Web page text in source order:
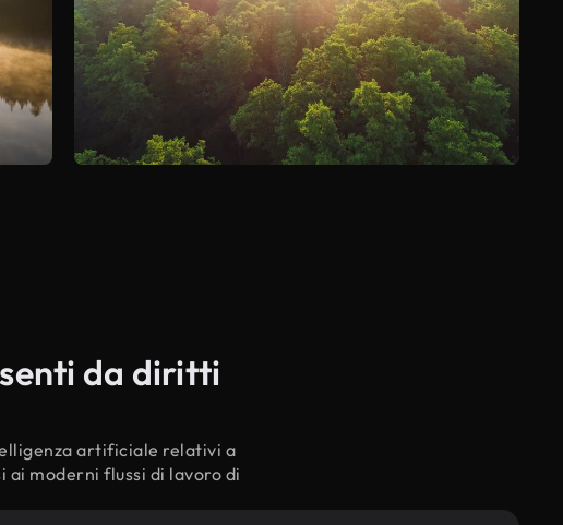
da diritti
artificiale relativi a
moderni flussi di lavoro di